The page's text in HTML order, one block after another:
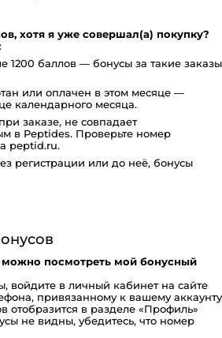
хотя я уже совершал(а) покупку?
1200 баллов — бонусы за такие заказы
или оплачен в этом месяце —
календарного месяца.
заказе, не совпадает
в Peptides. Проверьте номер
peptid.ru.
регистрации или до неё, бонусы
можно посмотреть мой бонусный
войдите в личный кабинет на сайте
привязанному к вашему аккаунту
отобразится в разделе «Профиль»
не видны, убедитесь, что номер